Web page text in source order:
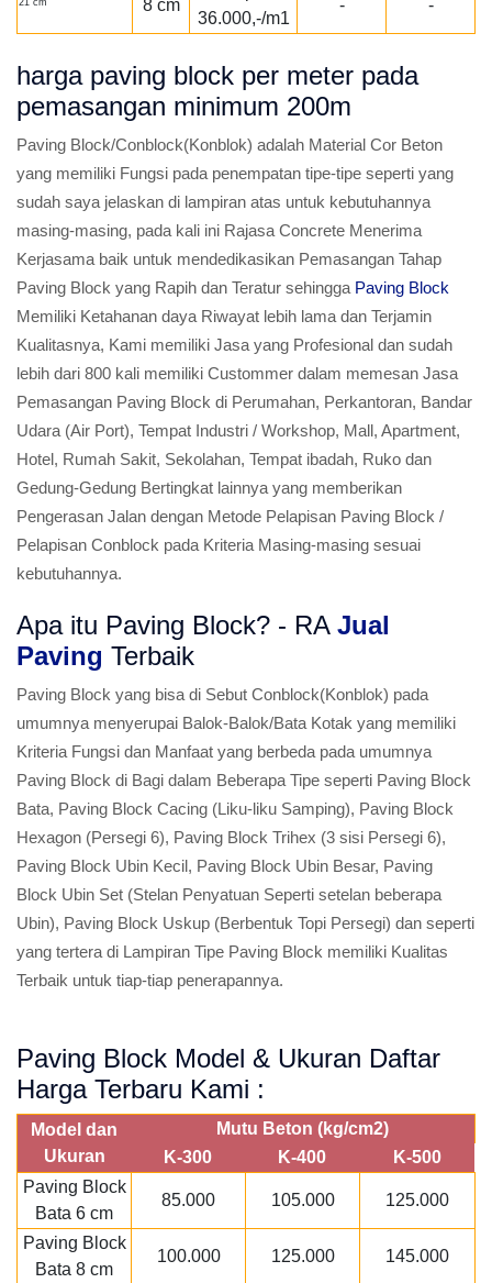
21 cm
8 cm
36.000,-/m1
- -
harga paving block per meter pada
pemasangan minimum 200m
Paving Block/Conblock(Konblok) adalah Material Cor Beton
yang memiliki Fungsi pada penempatan tipe-tipe seperti yang
sudah saya jelaskan di lampiran atas untuk kebutuhannya
masing-masing, pada kali ini Rajasa Concrete Menerima
Kerjasama baik untuk mendedikasikan Pemasangan Tahap
Paving Block yang Rapih dan Teratur sehingga Paving Block
Memiliki Ketahanan daya Riwayat lebih lama dan Terjamin
Kualitasnya, Kami memiliki Jasa yang Profesional dan sudah
lebih dari 800 kali memiliki Custommer dalam memesan Jasa
Pemasangan Paving Block di Perumahan, Perkantoran, Bandar
Udara (Air Port), Tempat Industri / Workshop, Mall, Apartment,
Hotel, Rumah Sakit, Sekolahan, Tempat ibadah, Ruko dan
Gedung-Gedung Bertingkat lainnya yang memberikan
Pengerasan Jalan dengan Metode Pelapisan Paving Block /
Pelapisan Conblock pada Kriteria Masing-masing sesuai
kebutuhannya.
Apa itu Paving Block? - RA Jual
Paving Terbaik
Paving Block yang bisa di Sebut Conblock(Konblok) pada
umumnya menyerupai Balok-Balok/Bata Kotak yang memiliki
Kriteria Fungsi dan Manfaat yang berbeda pada umumnya
Paving Block di Bagi dalam Beberapa Tipe seperti Paving Block
Bata, Paving Block Cacing (Liku-liku Samping), Paving Block
Hexagon (Persegi 6), Paving Block Trihex (3 sisi Persegi 6),
Paving Block Ubin Kecil, Paving Block Ubin Besar, Paving
Block Ubin Set (Stelan Penyatuan Seperti setelan beberapa
Ubin), Paving Block Uskup (Berbentuk Topi Persegi) dan seperti
yang tertera di Lampiran Tipe Paving Block memiliki Kualitas
Terbaik untuk tiap-tiap penerapannya.
Paving Block Model & Ukuran Daftar
Harga Terbaru Kami :
Model dan
Ukuran
Mutu Beton (kg/cm2)
K-300
K-400
K-500
Paving Block
Bata 6 cm
85.000 105.000 125.000
Paving Block
Bata 8 cm
100.000 125.000 145.000